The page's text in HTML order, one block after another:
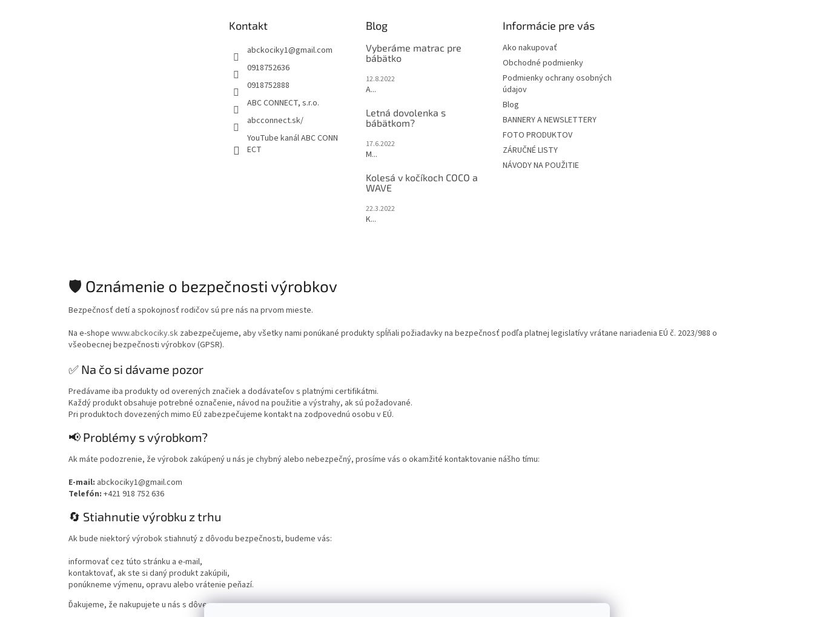
Kontakt
abckociky1@gmail.com
0918752636
0918752888
ABC CONNECT, s.r.o.
abcconnect.sk/
YouTube kanál ABC CONN
ECT
Blog
Vyberáme matrac pre
bábätko
12.8.2022
A...
Letná dovolenka s
bábätkom?
17.6.2022
M...
Kolesá v kočíkoch COCO a
WAVE
22.3.2022
K...
Informácie pre vás
Ako nakupovať
Obchodné podmienky
Podmienky ochrany osobných
údajov
Blog
BANNERY A NEWSLETTERY
FOTO PRODUKTOV
ZÁRUČNÉ LISTY
NÁVODY NA POUŽITIE
🛡️ Oznámenie o bezpečnosti výrobkov
Bezpečnosť detí a spokojnosť rodičov sú pre nás na prvom mieste.
Na e-shope www.abckociky.sk zabezpečujeme, aby všetky nami ponúkané produkty spĺňali požiadavky na bezpečnosť podľa platnej legislatívy vrátane nariadenia EÚ č. 2023/988 o
všeobecnej bezpečnosti výrobkov (GPSR).
✅ Na čo si dávame pozor
Predávame iba produkty od overených značiek a dodávateľov s platnými certifikátmi.
Každý produkt obsahuje potrebné označenie, návod na použitie a výstrahy, ak sú požadované.
Pri produktoch dovezených mimo EÚ zabezpečujeme kontakt na zodpovednú osobu v EÚ.
📢 Problémy s výrobkom?
Ak máte podozrenie, že výrobok zakúpený u nás je chybný alebo nebezpečný, prosíme vás o okamžité kontaktovanie nášho tímu:
E-mail: abckociky1@gmail.com
Telefón: +421 918 752 636
🔄 Stiahnutie výrobku z trhu
Ak bude niektorý výrobok stiahnutý z dôvodu bezpečnosti, budeme vás:
informovať cez túto stránku a e-mail,
kontaktovať, ak ste si daný produkt zakúpili,
ponúkneme výmenu, opravu alebo vrátenie peňazí.
Ďakujeme, že nakupujete u nás s dôverou.